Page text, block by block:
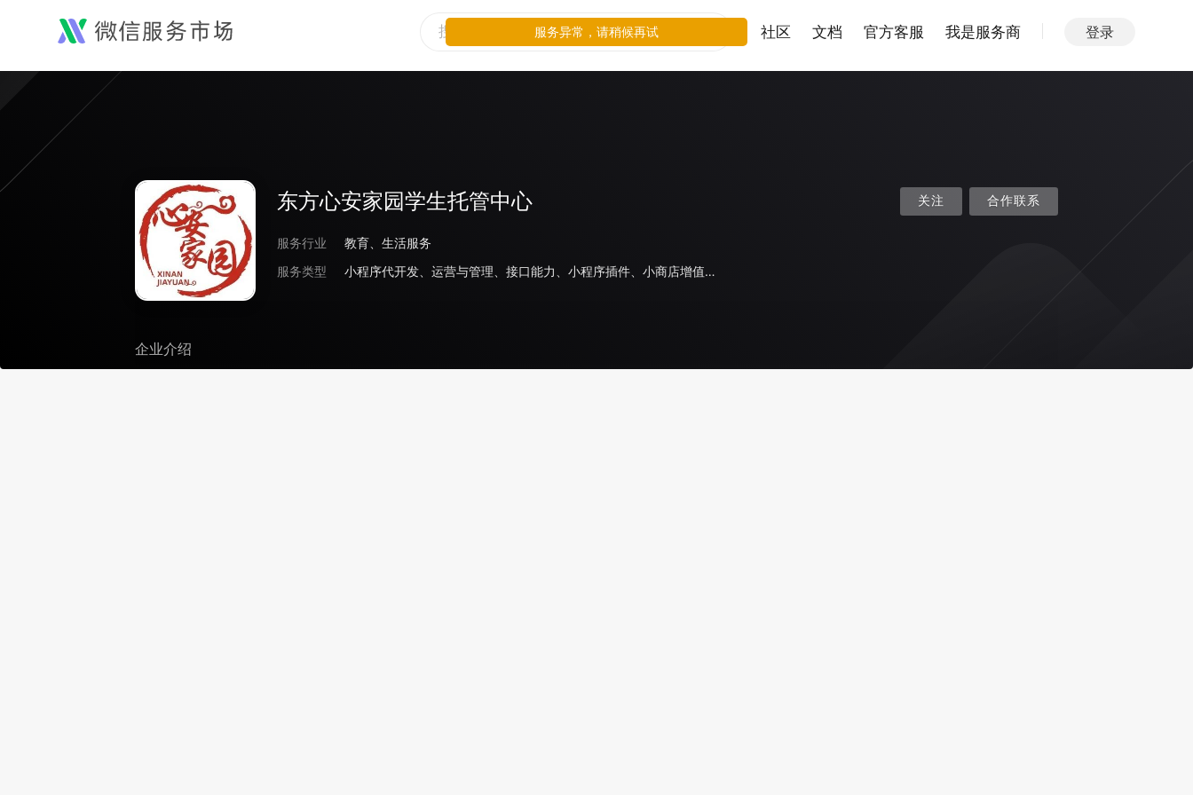
社区 文档 官方客服 我是服务商 登录
东方心安家园学生托管中心
服务行业
教育、生活服务
服务类型
小程序代开发、运营与管理、接口能力、小程序插件、小商店增值服务
关注 合作联系
企业介绍
服务异常，请稍候再试